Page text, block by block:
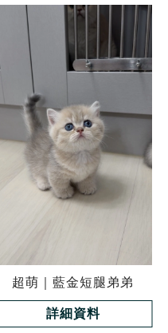
超萌｜藍金短腿弟弟
詳細資料